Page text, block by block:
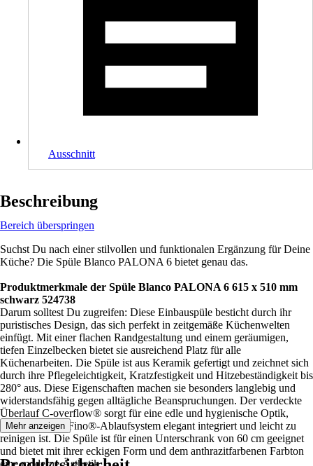
Ausschnitt
Beschreibung
Bereich überspringen
Suchst Du nach einer stilvollen und funktionalen Ergänzung für Deine
Küche? Die Spüle Blanco PALONA 6 bietet genau das.
Produktmerkmale der Spüle Blanco PALONA 6 615 x 510 mm
schwarz 524738
Darum solltest Du zugreifen: Diese Einbauspüle besticht durch ihr
puristisches Design, das sich perfekt in zeitgemäße Küchenwelten
einfügt. Mit einer flachen Randgestaltung und einem geräumigen,
tiefen Einzelbecken bietet sie ausreichend Platz für alle
Küchenarbeiten. Die Spüle ist aus Keramik gefertigt und zeichnet sich
durch ihre Pflegeleichtigkeit, Kratzfestigkeit und Hitzebeständigkeit bis
280° aus. Diese Eigenschaften machen sie besonders langlebig und
widerstandsfähig gegen alltägliche Beanspruchungen. Der verdeckte
Überlauf C-overflow® sorgt für eine edle und hygienische Optik,
während das InFino®-Ablaufsystem elegant integriert und leicht zu
reinigen ist. Die Spüle ist für einen Unterschrank von 60 cm geeignet
und bietet mit ihrer eckigen Form und dem anthrazitfarbenen Farbton
eine moderne Ästhetik.
Mehr anzeigen